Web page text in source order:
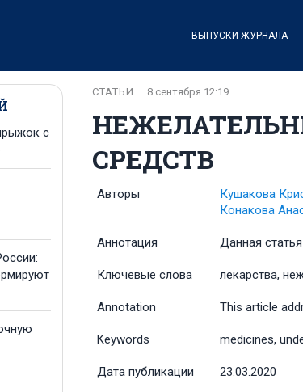
ВЫПУСКИ ЖУРНАЛА
с
СРЕДСТВ
СТАТЬИ 8 сентября 12:19
Авторы Кушакова
Конакова
Аннотация Данная
Ключевые слова лекарства,
Annotation This article
Keywords medicines,
Дата публикации 23.03.2020